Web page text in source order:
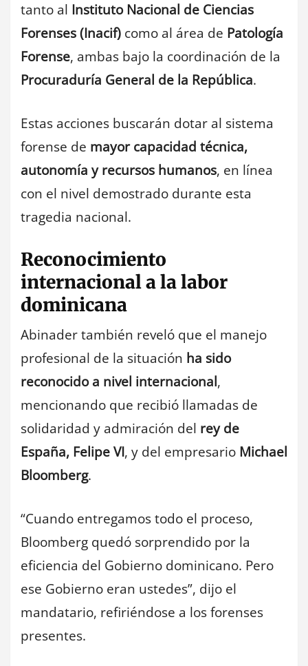
tanto al Instituto Nacional de Ciencias
Forenses (Inacif) como al área de Patología
Forense, ambas bajo la coordinación de la
Procuraduría General de la República.
Estas acciones buscarán dotar al sistema
forense de mayor capacidad técnica,
autonomía y recursos humanos, en línea
con el nivel demostrado durante esta
tragedia nacional.
Reconocimiento
internacional a la labor
dominicana
Abinader también reveló que el manejo
profesional de la situación ha sido
reconocido a nivel internacional,
mencionando que recibió llamadas de
solidaridad y admiración del rey de
España, Felipe VI, y del empresario Michael
Bloomberg.
“Cuando entregamos todo el proceso,
Bloomberg quedó sorprendido por la
eficiencia del Gobierno dominicano. Pero
ese Gobierno eran ustedes”, dijo el
mandatario, refiriéndose a los forenses
presentes.